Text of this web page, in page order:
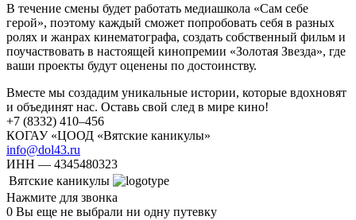
В течение смены будет работать медиашкола «Сам себе
герой», поэтому каждый сможет попробовать себя в разных
ролях и жанрах кинематографа, создать собственный фильм и
поучаствовать в настоящей кинопремии «Золотая Звезда», где
ваши проекты будут оценены по достоинству.
Вместе мы создадим уникальные истории, которые вдохновят
и объединят нас. Оставь свой след в мире кино!
+7 (8332) 410–456
КОГАУ «ЦООД «Вятские каникулы»
info@dol43.ru
ИНН — 4345480323
Вятские каникулы
Нажмите для звонка
0 Вы еще не выбрали ни одну путевку